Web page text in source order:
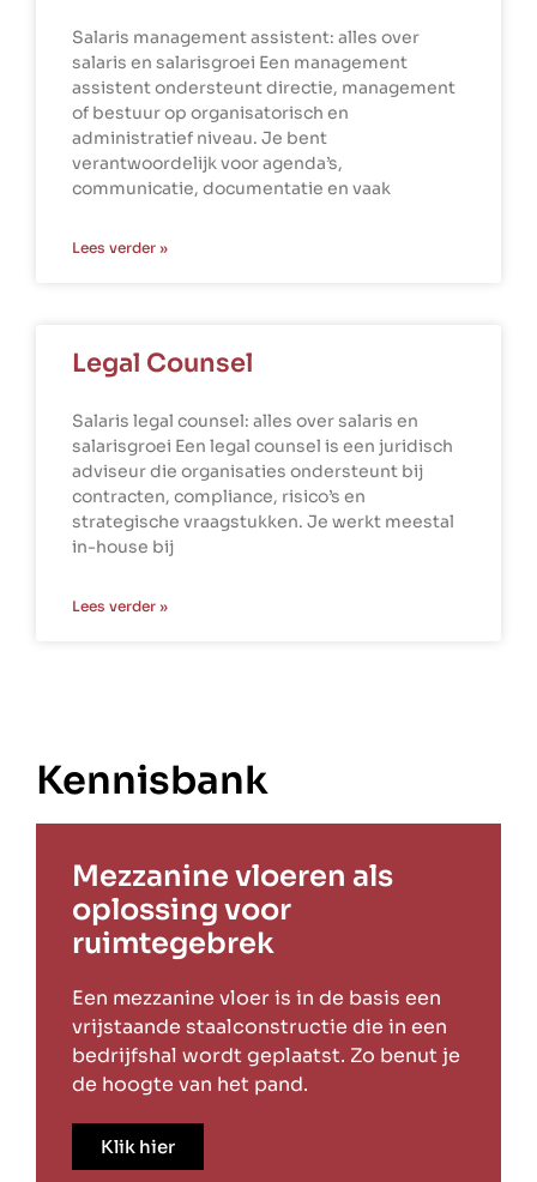
Salaris management assistent: alles over
salaris en salarisgroei Een management
assistent ondersteunt directie, management
of bestuur op organisatorisch en
administratief niveau. Je bent
verantwoordelijk voor agenda’s,
communicatie, documentatie en vaak
Lees verder »
Legal Counsel
Salaris legal counsel: alles over salaris en
salarisgroei Een legal counsel is een juridisch
adviseur die organisaties ondersteunt bij
contracten, compliance, risico’s en
strategische vraagstukken. Je werkt meestal
in-house bij
Lees verder »
Kennisbank
Mezzanine vloeren als
oplossing voor
ruimtegebrek
Een mezzanine vloer is in de basis een
vrijstaande staalconstructie die in een
bedrijfshal wordt geplaatst. Zo benut je
de hoogte van het pand.
Klik hier